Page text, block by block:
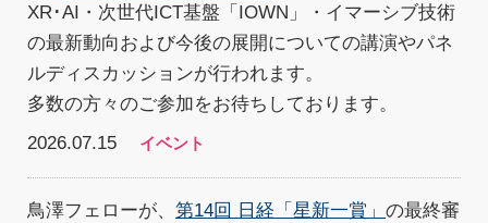
XR･AI・次世代ICT基盤「IOWN」・イマーシブ技術
の最新動向および今後の展開についての講演やパネ
ルディスカッションが行われます。
多数の方々のご参加をお待ちしております。
2026.07.15
イベント
鳥澤フェローが、第14回 日経「星新一賞」の最終審